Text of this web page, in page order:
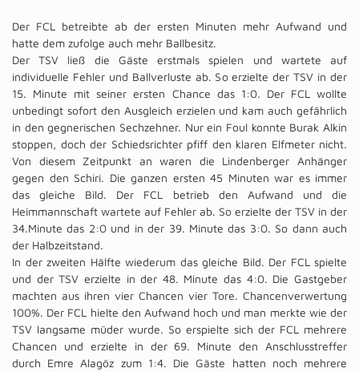
Der FCL betreibte ab der ersten Minuten mehr Aufwand und
hatte dem zufolge auch mehr Ballbesitz.
Der TSV ließ die Gäste erstmals spielen und wartete auf
individuelle Fehler und Ballverluste ab. So erzielte der TSV in der
15. Minute mit seiner ersten Chance das 1:0. Der FCL wollte
unbedingt sofort den Ausgleich erzielen und kam auch gefährlich
in den gegnerischen Sechzehner. Nur ein Foul konnte Burak Alkin
stoppen, doch der Schiedsrichter pfiff den klaren Elfmeter nicht.
Von diesem Zeitpunkt an waren die Lindenberger Anhänger
gegen den Schiri. Die ganzen ersten 45 Minuten war es immer
das gleiche Bild. Der FCL betrieb den Aufwand und die
Heimmannschaft wartete auf Fehler ab. So erzielte der TSV in der
34.Minute das 2:0 und in der 39. Minute das 3:0. So dann auch
der Halbzeitstand.
In der zweiten Hälfte wiederum das gleiche Bild. Der FCL spielte
und der TSV erzielte in der 48. Minute das 4:0. Die Gastgeber
machten aus ihren vier Chancen vier Tore. Chancenverwertung
100%. Der FCL hielte den Aufwand hoch und man merkte wie der
TSV langsame müder wurde. So erspielte sich der FCL mehrere
Chancen und erzielte in der 69. Minute den Anschlusstreffer
durch Emre Alagöz zum 1:4. Die Gäste hatten noch mehrere